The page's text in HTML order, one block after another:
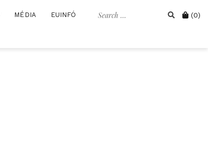
Search Cart
(0)
MÉDIA EUINFÓ